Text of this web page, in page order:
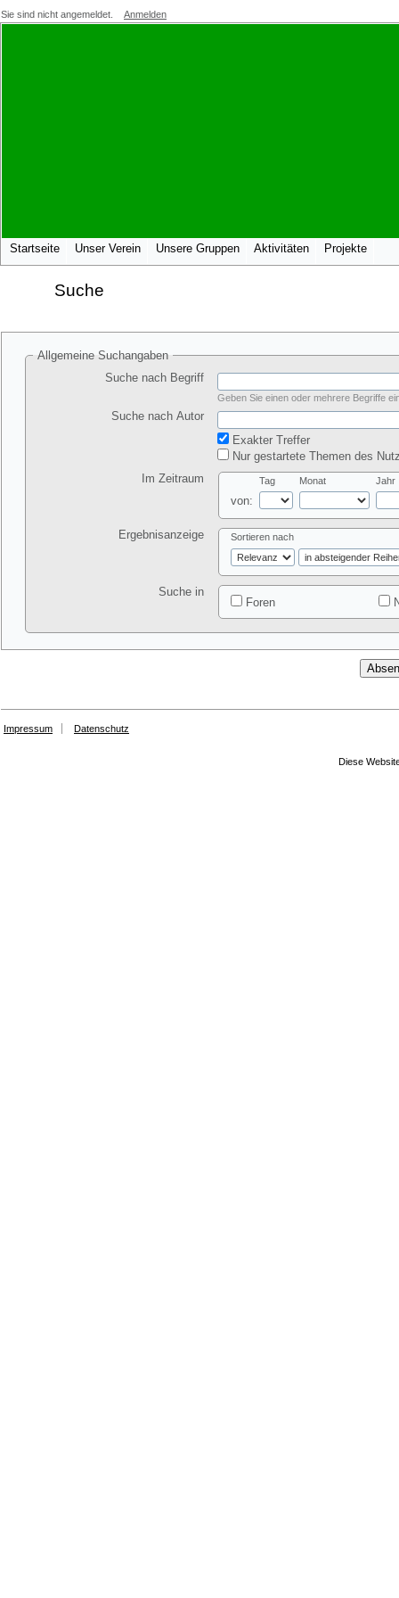
Sie sind nicht angemeldet. Anmelden
Startseite Unser Verein Unsere Gruppen Aktivitäten Projekte
Suche
Allgemeine Suchangaben
Suche nach Begriff
Geben Sie einen oder mehrere Begriffe
Suche nach Autor
Exakter Treffer
Nur gestartete Themen des
Im Zeitraum
von:
Tag Monat Jahr
Ergebnisanzeige Sortieren nach
Suche in
Foren
Impressum Datenschutz
Diese